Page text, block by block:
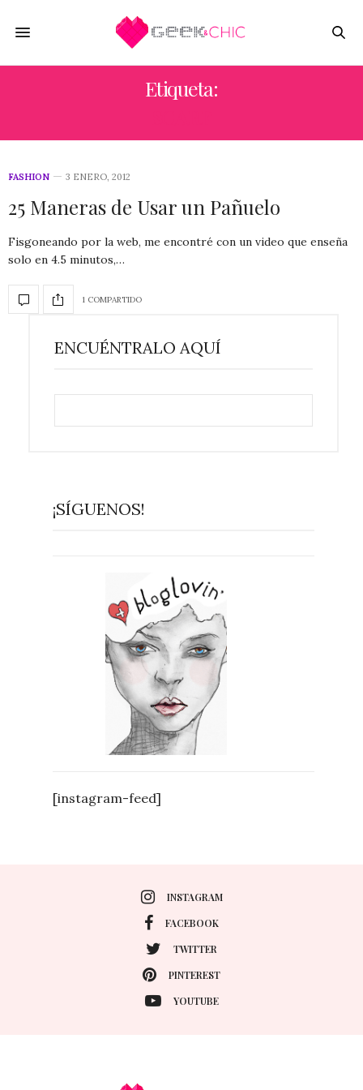
Etiqueta:
FASHION 3 ENERO, 2012
25 Maneras de Usar un Pañuelo
Fisgoneando por la web, me encontré con un video que enseña
solo en 4.5 minutos,…
1 COMPARTIDO
ENCUÉNTRALO AQUÍ
¡SÍGUENOS!
[instagram-feed]
INSTAGRAM
FACEBOOK
TWITTER
PINTEREST
YOUTUBE